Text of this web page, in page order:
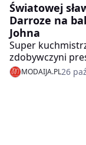
Światowej
Darroze na
Johna
Super
zdobywczyni
Michelin, będzie
tegorocznego
MODAIJA.PL26